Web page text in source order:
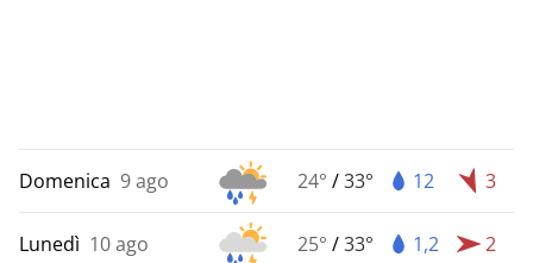
Domenica 9 ago 24° /33° 12 3
Lunedì 10 ago 25° /33° 1,2 2